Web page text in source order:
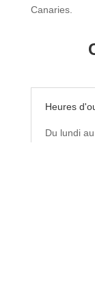
Canaries.
Heures
Du lundi